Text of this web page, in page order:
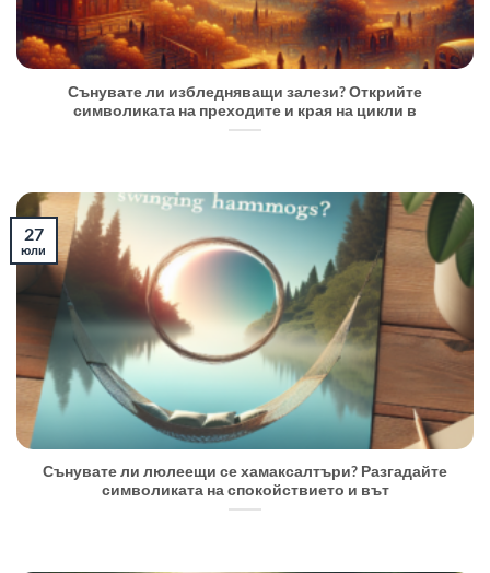
Сънувате ли избледняващи залези? Открийте
символиката на преходите и края на цикли в
Сънувате ли люлеещи се хамаксалтъри? Разгадайте
символиката на спокойствието и вът
27
юли